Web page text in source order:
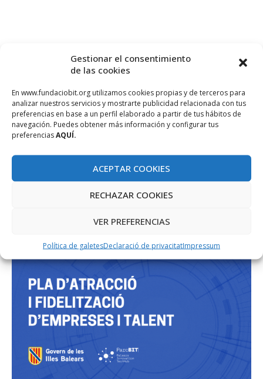
Gestionar el consentimiento
de las cookies
En www.fundaciobit.org utilizamos cookies propias y de terceros para
analizar nuestros servicios y mostrarte publicidad relacionada con tus
preferencias en base a un perfil elaborado a partir de tus hábitos de
navegación. Puedes obtener más información y configurar tus
preferenciasAQUÍ.
ACEPTAR COOKIES
RECHAZAR COOKIES
VER PREFERENCIAS
Política de galetesDeclaració de privacitatImpressum
PROJECTE COFINANÇAT PEL FONS SOCIAL EUROPEU